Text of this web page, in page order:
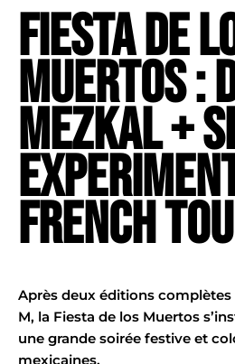
FIESTA DE
MUERTOS :
MEZKAL +
FRENCH
Après deux éditions complètes
M, la Fiesta de los Muertos
une grande soirée festive et
mexicaines.